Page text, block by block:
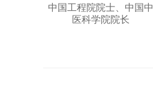
中国工程院院士、中国中
医科学院院长